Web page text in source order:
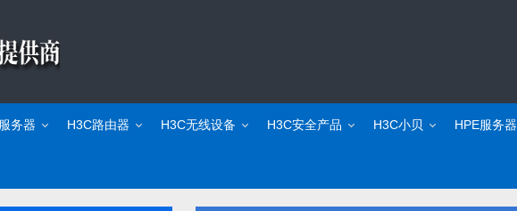
务器 H3C路由器 H3C无线设备 H3C安全产品 H3C小贝 HPE服务器